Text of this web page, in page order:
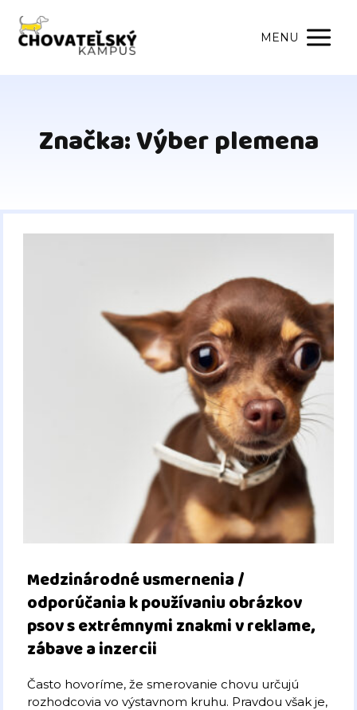
MENU
Značka: Výber plemena
Medzinárodné usmernenia /
odporúčania k používaniu obrázkov
psov s extrémnymi znakmi v reklame,
zábave a inzercii
Často hovoríme, že smerovanie chovu určujú
rozhodcovia vo výstavnom kruhu. Pravdou však je,